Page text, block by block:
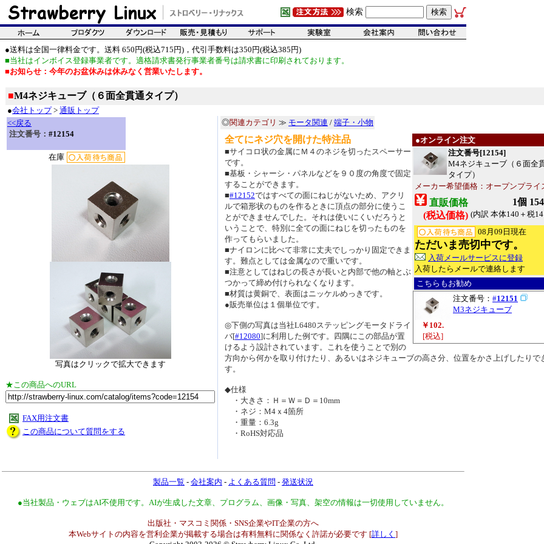
検索
●送料は全国一律料金です。送料 650円(税込715円)，代引手数料は350円(税込385円)
■当社はインボイス登録事業者です。適格請求書発行事業者番号は請求書に印刷されております。
■お知らせ：今年のお盆休みは休みなく営業いたします。
■M4ネジキューブ（６面全貫通タイプ）
●会社トップ> 通販トップ
<<戻る
注文番号： #12154
在庫
写真はクリックで拡大できます
★この商品へのURL
FAX用注文書
この商品について質問をする
◎関連カテゴリ ≫ モータ関連 / 端子・小物
●オンライン注文
注文番号[12154]
M4ネジキューブ（６面全
タイプ）
メーカー希望価格：オープンプライ
直販価格
(税込価格)
1個
(内訳 本体140＋税
08月09日現在
ただいま売切中です。
入荷メールサービスに登録
入荷したらメールで連絡します
こちらもお勧め
￥102.
[税込]
注文番号： #12151
M3ネジキューブ
全てにネジ穴を開けた特注品
■サイコロ状の金属にＭ４のネジを切ったスペーサー
です。
■基板・シャーシ・パネルなどを９０度の角度で固定
することができます。
■#12152ではすべての面にねじがないため、アクリ
ルで箱形状のものを作るときに頂点の部分に使うこ
とができませんでした。それは使いにくいだろうと
いうことで、特別に全ての面にねじを切ったものを
作ってもらいました。
■ナイロンに比べて非常に丈夫でしっかり固定できま
す。難点としては金属なので重いです。
■注意としてはねじの長さが長いと内部で他の軸とぶ
つかって締め付けられなくなります。
■材質は黄銅で、表面はニッケルめっきです。
●販売単位は１個単位です。
◎下側の写真は当社L6480ステッピングモータドライ
バ[#12080]に利用した例です。四隅にこの部品が置
けるよう設計されています。これを使うことで別の
方向から何かを取り付けたり、あるいはネジキューブの高さ分、位置をかさ上げしたりで
す。
◆仕様
・大きさ：Ｈ＝Ｗ＝Ｄ＝10mm
・ネジ：M4ｘ4箇所
・重量：6.3g
・RoHS対応品
製品一覧 - 会社案内 - よくある質問 - 発送状況
●当社製品・ウェブはAI不使用です。AIが生成した文章、プログラム、画像・写真、架空の情報は一切使用していません。
出版社・マスコミ関係・SNS企業やIT企業の方へ
本Webサイトの内容を営利企業が掲載する場合は有料無料に関係なく許諾が必要です [詳しく ]